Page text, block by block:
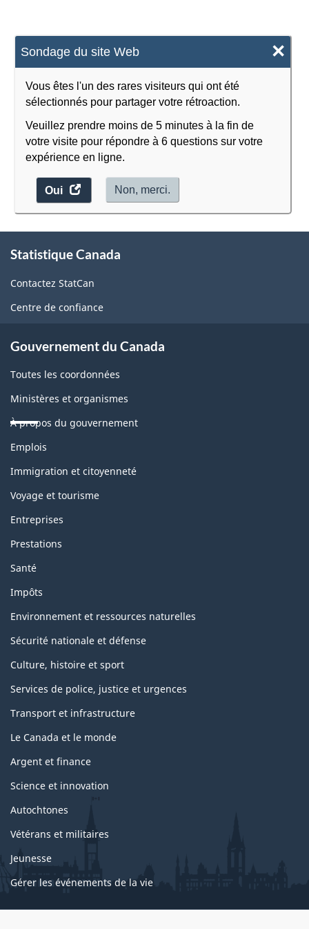
Sondage du site Web ×
Vous êtes l'un des rares visiteurs qui ont été
sélectionnés pour partager votre rétroaction.
Veuillez prendre moins de 5 minutes à la fin de
votre visite pour répondre à 6 questions sur votre
expérience en ligne.
Oui
accéder
au
Non, merci.
propos
de
ce
Statistique Canada
Contactez StatCan
Centre de confiance
Gouvernement du Canada
Toutes les coordonnées
Ministères et organismes
À propos du gouvernement
Thèmes
sujets
Emplois
Immigration et citoyenneté
Voyage et tourisme
Entreprises
Prestations
Santé
Impôts
Environnement et ressources naturelles
Sécurité nationale et défense
Culture, histoire et sport
Services de police, justice et urgences
Transport et infrastructure
Le Canada et le monde
Argent et finance
Science et innovation
Autochtones
Vétérans et militaires
Jeunesse
Gérer les événements de la vie